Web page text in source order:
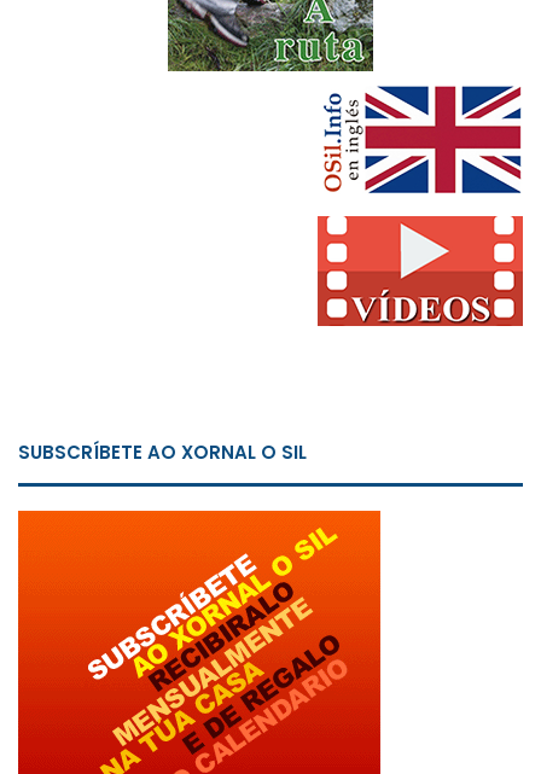
SUBSCRÍBETE AO XORNAL O SIL